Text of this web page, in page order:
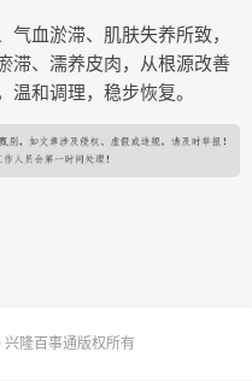
血淤滞、肌肤失养所致，
滞、濡养皮肉，从根源改善
和调理，稳步恢复。
隆百事通版权所有